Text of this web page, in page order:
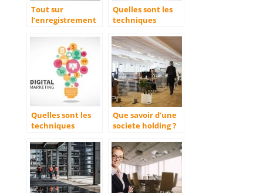
Tout sur
l’enregistrement
Pages jaunes et
SoLocal
Quelles sont les
techniques
utiliser en 2022
pour booster son
developpement ?
Quelles sont les
techniques
utiliser en 2022
pour booster son
developpement ?
Que savoir d’une
societe holding ?